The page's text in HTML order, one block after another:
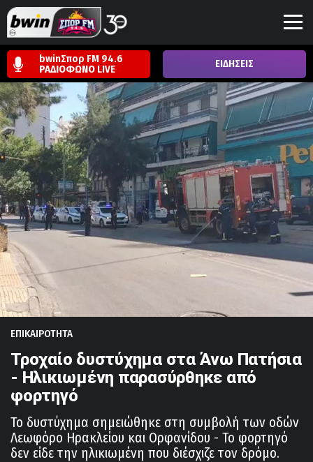
bwinΣπορ FM 94.6
ΡΑΔΙΟΦΩΝΟ LIVE ΕΙΔΗΣΕΙΣ
ΕΠΙΚΑΙΡΟΤΗΤΑ
Τροχαίο δυστύχημα στα Άνω Πατήσια
- Ηλικιωμένη παρασύρθηκε από
φορτηγό
Το δυστύχημα σημειώθηκε στη συμβολή των οδών
Λεωφόρο Ηρακλείου και Ορφανίδου - Το φορτηγό
δεν είδε την ηλικιωμένη που διέσχιζε τον δρόμο.